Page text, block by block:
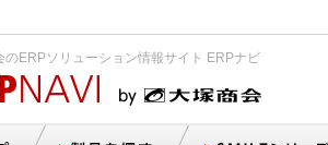
のERPソリューション情報サイト ERPナビ